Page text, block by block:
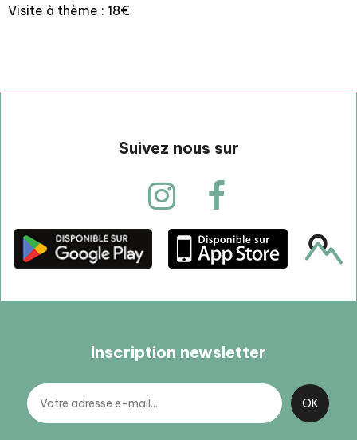
Visite à thème : 18€
Suivez nous sur
Inscription newsletter